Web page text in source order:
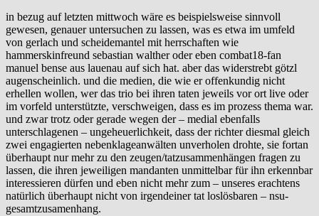
in bezug auf letzten mittwoch wäre es beispielsweise sinnvoll
gewesen, genauer untersuchen zu lassen, was es etwa im umfeld
von gerlach und scheidemantel mit herrschaften wie
hammerskinfreund sebastian walther oder eben combat18-fan
manuel bense aus lauenau auf sich hat. aber das widerstrebt götzl
augenscheinlich. und die medien, die wie er offenkundig nicht
erhellen wollen, wer das trio bei ihren taten jeweils vor ort live oder
im vorfeld unterstützte, verschweigen, dass es im prozess thema war.
und zwar trotz oder gerade wegen der – medial ebenfalls
unterschlagenen – ungeheuerlichkeit, dass der richter diesmal gleich
zwei engagierten nebenklageanwälten unverholen drohte, sie fortan
überhaupt nur mehr zu den zeugen/tatzusammenhängen fragen zu
lassen, die ihren jeweiligen mandanten unmittelbar für ihn erkennbar
interessieren dürfen und eben nicht mehr zum – unseres erachtens
natürlich überhaupt nicht von irgendeiner tat loslösbaren – nsu-
gesamtzusamenhang.